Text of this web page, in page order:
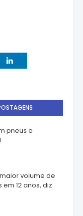
pneus e
volume de
12 anos, diz